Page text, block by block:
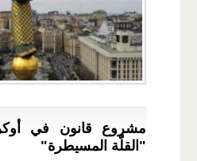
مشروع قانون في
"القلّة المسيطرة"